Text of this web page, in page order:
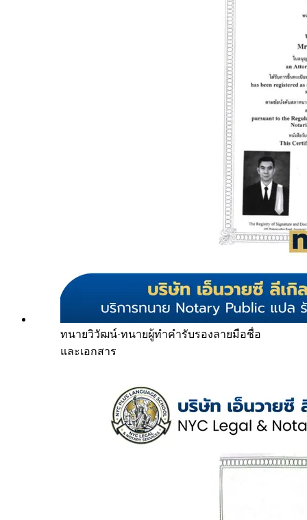
ทนายวิวัฒน์·ทนายผู้ทำคำรับรองลายมือชื่อ
และเอกสาร